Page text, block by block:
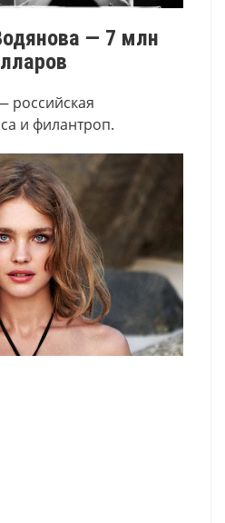
— 7 млн
российская
и филантроп.